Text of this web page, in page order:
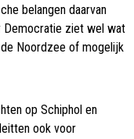
belangen daarvan
Democratie ziet wel wat
Noordzee of mogelijk
op Schiphol en
ook voor